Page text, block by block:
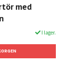
med
I lager.